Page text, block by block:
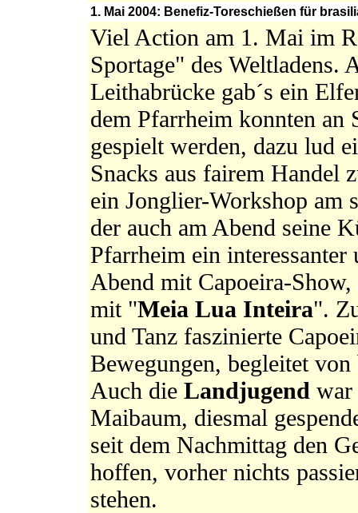
1. Mai 2004: Benefiz-Toreschießen für
Viel Action am 1. Mai im
Sportage" des Weltladens.
Leithabrücke gab´s ein
dem Pfarrheim konnten an
gespielt werden, dazu lud
Snacks aus fairem Handel
ein Jonglier-Workshop am
der auch am Abend seine
Pfarrheim ein
Abend mit Capoeira-
mit "Meia Lua Inteira".
und Tanz faszinierte
Bewegungen, begleitet
Auch die Landjugend war
Maibaum, diesmal
seit dem Nachmittag den
hoffen, vorher nichts
stehen.